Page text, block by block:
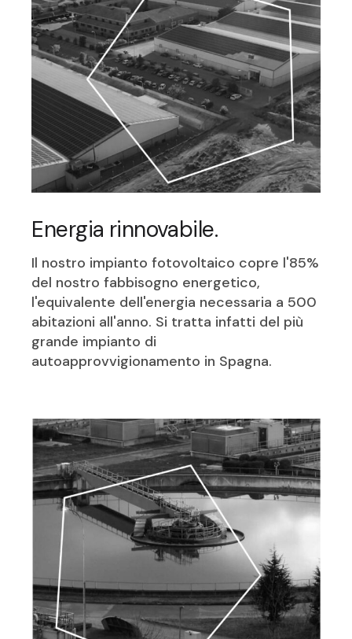
Energia rinnovabile.
Il nostro impianto fotovoltaico copre l'85%
del nostro fabbisogno energetico,
l'equivalente dell'energia necessaria a 500
abitazioni all'anno. Si tratta infatti del più
grande impianto di
autoapprovvigionamento in Spagna.